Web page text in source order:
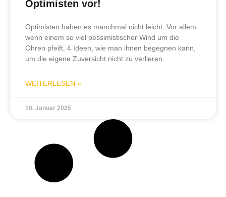
Optimisten vor!
Optimisten haben es manchmal nicht leicht. Vor allem
wenn einem so viel pessimistischer Wind um die
Ohren pfeift. 4 Ideen, wie man ihnen begegnen kann,
um die eigene Zuversicht nicht zu verlieren.
WEITERLESEN »
10. Januar 2025